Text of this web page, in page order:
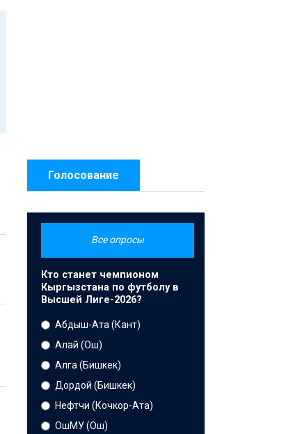
Голосование
Все опросы
Кто станет чемпионом
Кыргызстана по футболу в
Высшей Лиге-2026?
Абдыш-Ата (Кант)
Алай (Ош)
Алга (Бишкек)
Дордой (Бишкек)
Нефтчи (Кочкор-Ата)
ОшМУ (Ош)